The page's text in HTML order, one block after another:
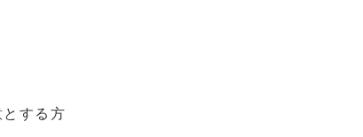
する方